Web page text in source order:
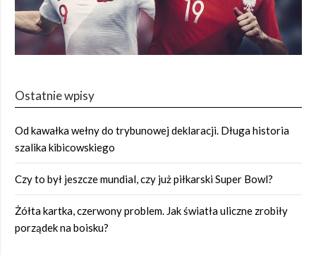
Ostatnie wpisy
Od kawałka wełny do trybunowej deklaracji. Długa historia
szalika kibicowskiego
Czy to był jeszcze mundial, czy już piłkarski Super Bowl?
Żółta kartka, czerwony problem. Jak światła uliczne zrobiły
porządek na boisku?